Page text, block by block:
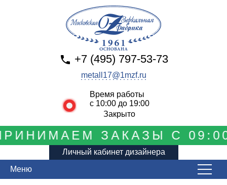
ЗАКАЗЫ С
Личный кабинет дизайнера
Время работы
с 10:00 до 19:00
Закрыто
+7 (495) 797-53-73
metall17@1mzf.ru
Меню